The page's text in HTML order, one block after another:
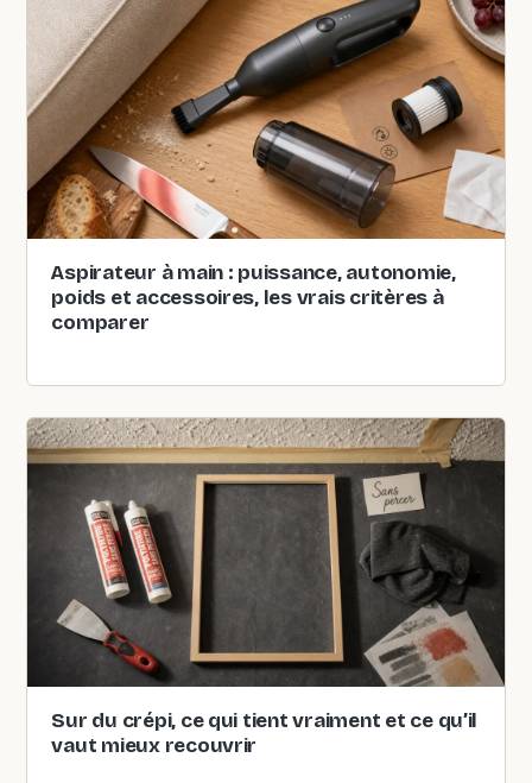
Aspirateur à main : puissance, autonomie,
poids et accessoires, les vrais critères à
comparer
Sur du crépi, ce qui tient vraiment et ce qu’il
vaut mieux recouvrir